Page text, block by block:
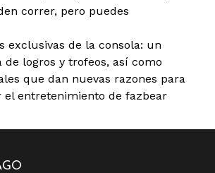
correr, pero puedes
exclusivas de la consola: un
de logros y trofeos, así como
que dan nuevas razones para
el entretenimiento de fazbear